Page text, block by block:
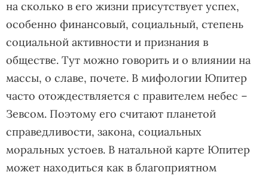
на сколько в его жизни присутствует успех,
особенно финансовый, социальный, степень
социальной активности и признания в
обществе. Тут можно говорить и о влиянии на
массы, о славе, почете. В мифологии Юпитер
часто отождествляется с правителем небес –
Зевсом. Поэтому его считают планетой
справедливости, закона, социальных
моральных устоев. В натальной карте Юпитер
может находиться как в благоприятном